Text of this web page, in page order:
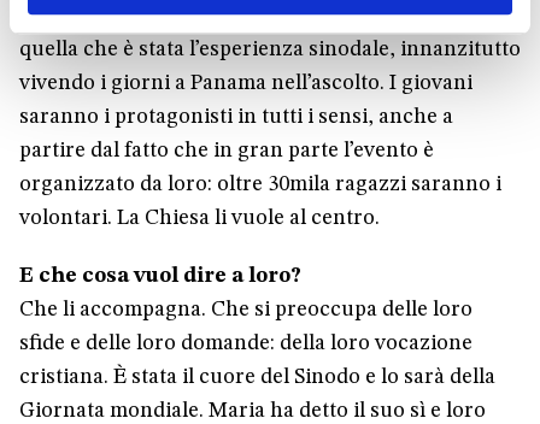
La Giornata sarà un’opportunità unica per toccare
quella che è stata l’esperienza sinodale, innanzitutto
vivendo i giorni a Panama nell’ascolto. I giovani
saranno i protagonisti in tutti i sensi, anche a
partire dal fatto che in gran parte l’evento è
organizzato da loro: oltre 30mila ragazzi saranno i
volontari. La Chiesa li vuole al centro.
E che cosa vuol dire a loro?
Che li accompagna. Che si preoccupa delle loro
sfide e delle loro domande: della loro vocazione
cristiana. È stata il cuore del Sinodo e lo sarà della
Giornata mondiale. Maria ha detto il suo sì e loro